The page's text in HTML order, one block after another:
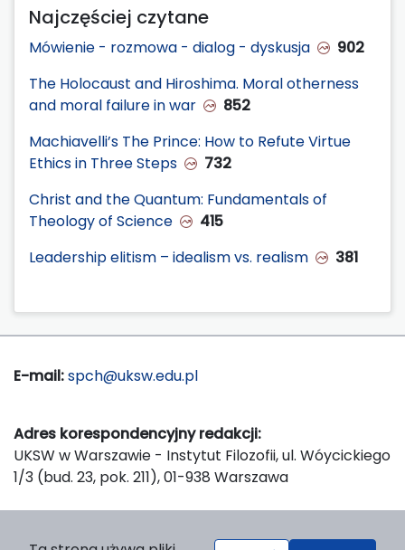
Najczęściej czytane
Mówienie - rozmowa - dialog - dyskusja
902
The Holocaust and Hiroshima. Moral otherness
and moral failure in war
852
Machiavelli’s The Prince: How to Refute Virtue
Ethics in Three Steps
732
Christ and the Quantum: Fundamentals of
Theology of Science
415
Leadership elitism – idealism vs. realism
381
E-mail:spch@uksw.edu.pl
Adres korespondencyjny redakcji:
UKSW w Warszawie - Instytut Filozofii, ul. Wóycickiego
1/3 (bud. 23, pok. 211), 01-938 Warszawa